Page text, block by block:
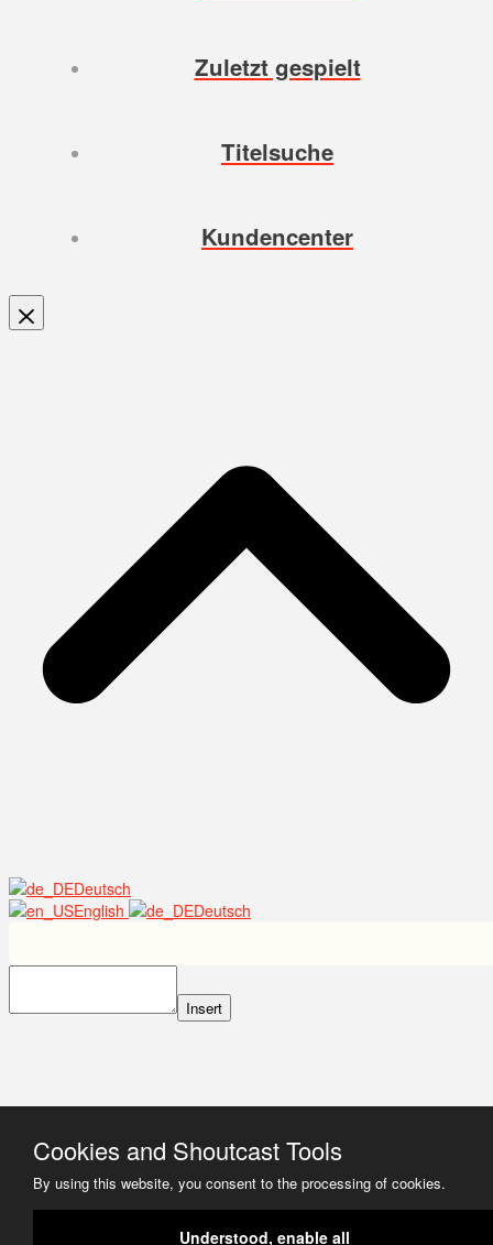
Zuletzt gespielt
Titelsuche
Kundencenter
Deutsch
English
Deutsch
Insert
Cookies and Shoutcast Tools
By using this website, you consent to the processing of cookies.
Understood, enable all